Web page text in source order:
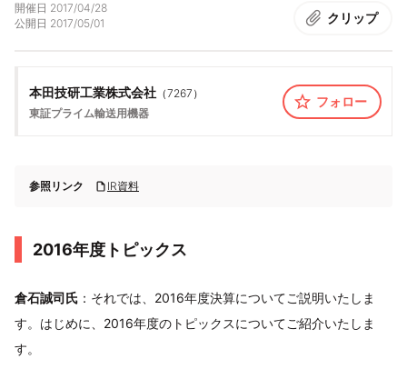
開催日 2017/04/28
公開日 2017/05/01 クリップ
本田技研工業株式会社 （7267 ）
東証プライム輸送用機器
フォロー
参照リンク IR資料
2016年度トピックス
倉石誠司氏 ：それでは、2016年度決算についてご説明いたしま
す。はじめに、2016年度のトピックスについてご紹介いたしま
す。